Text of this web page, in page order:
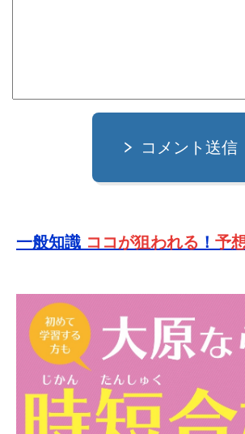
コメント送信
一般知識 ココが狙われる ！ 予